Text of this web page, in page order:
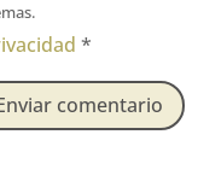
*
comentario